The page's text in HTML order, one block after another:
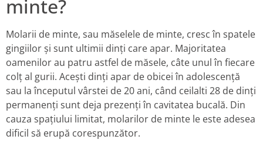
minte?
Molarii de minte, sau măselele de minte, cresc în spatele
gingiilor și sunt ultimii dinți care apar. Majoritatea
oamenilor au patru astfel de măsele, câte unul în fiecare
colț al gurii. Acești dinți apar de obicei în adolescență
sau la începutul vârstei de 20 ani, când ceilalti 28 de dinți
permanenți sunt deja prezenți în cavitatea bucală. Din
cauza spațiului limitat, molarilor de minte le este adesea
dificil să erupă corespunzător.